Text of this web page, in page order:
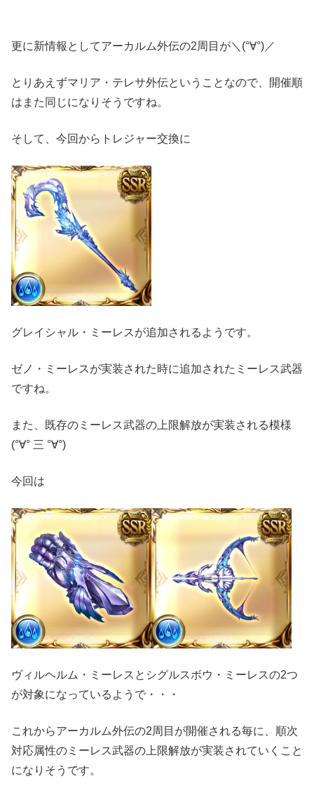
更に新情報としてアーカルム外伝の2周目が＼(°∀°)／
とりあえずマリア・テレサ外伝ということなので、開催順
はまた同じになりそうですね。
そして、今回からトレジャー交換に
グレイシャル・ミーレスが追加されるようです。
ゼノ・ミーレスが実装された時に追加されたミーレス武器
ですね。
また、既存のミーレス武器の上限解放が実装される模様
(°∀° 三 °∀°)
今回は
ヴィルヘルム・ミーレスとシグルスボウ・ミーレスの2つ
が対象になっているようで・・・
これからアーカルム外伝の2周目が開催される毎に、順次
対応属性のミーレス武器の上限解放が実装されていくこと
になりそうです。